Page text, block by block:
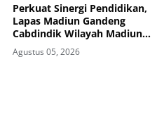
Perkuat Sinergi Pendidikan,
Lapas Madiun Gandeng
Cabdindik Wilayah Madiun
Hadirkan Program TITL
Agustus 05, 2026